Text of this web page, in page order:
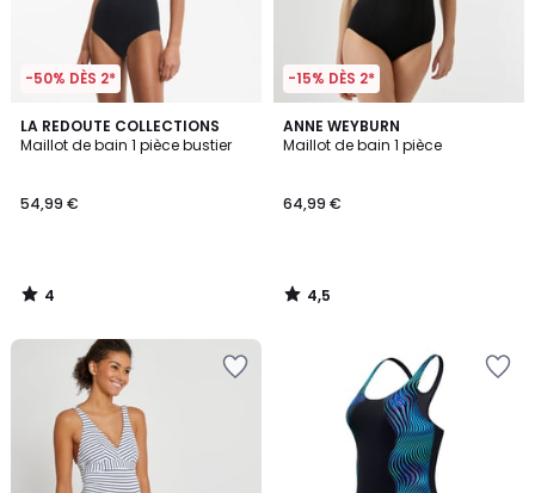
-50% DÈS 2*
LA REDOUTE COLLECTIONS
Maillot de bain 1 pièce bustier
54,99 €
4
/
4
/
-15% DÈS 2*
ANNE WEYBURN
Maillot de bain 1 pièce
64,99 €
4,5
/ 5
4,5
/